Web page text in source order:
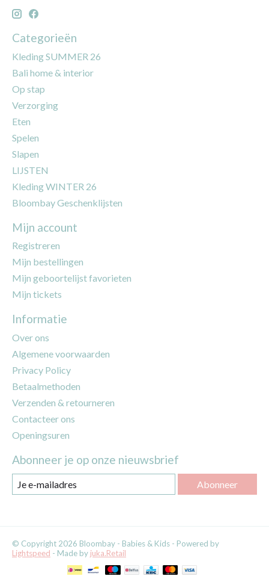
Categorieën
Kleding SUMMER 26
Bali home & interior
Op stap
Verzorging
Eten
Spelen
Slapen
LIJSTEN
Kleding WINTER 26
Bloombay Geschenklijsten
Mijn account
Registreren
Mijn bestellingen
Mijn geboortelijst favorieten
Mijn tickets
Informatie
Over ons
Algemene voorwaarden
Privacy Policy
Betaalmethoden
Verzenden & retourneren
Contacteer ons
Openingsuren
Abonneer je op onze nieuwsbrief
Abonneer
© Copyright 2026 Bloombay - Babies & Kids - Powered by
Lightspeed - Made by juka.Retail